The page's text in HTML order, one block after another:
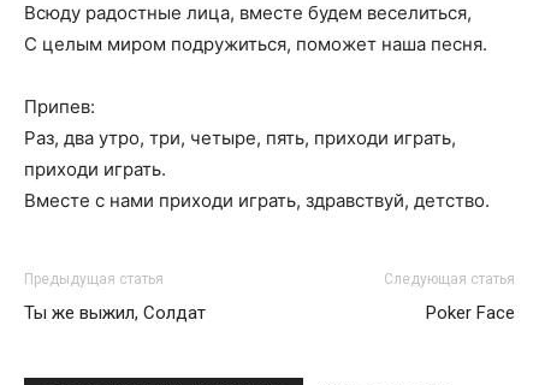
Всюду радостные лица, вместе будем веселиться,
С целым миром подружиться, поможет наша песня.
Припев:
Раз, два утро, три, четыре, пять, приходи играть,
приходи играть.
Вместе с нами приходи играть, здравствуй, детство.
Предыдущая статья
Ты же выжил, Солдат
Следующая статья
Poker Face